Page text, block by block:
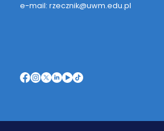
e-mail: rzecznik@uwm.edu.pl